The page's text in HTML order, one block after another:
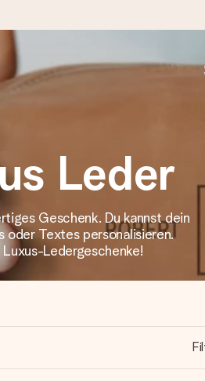
es blitzschnell – damit du es
mit 4,8 bei Google Reviews
Leder
Geschenk. Du kannst dein
oder Textes personalisieren.
Ledergeschenke!